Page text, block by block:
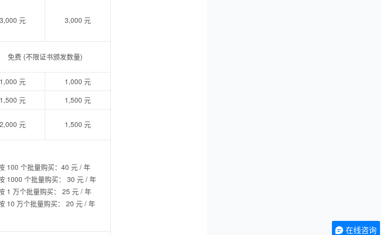
3,000 元 3,000 元
免费 (不限证书颁发数量)
1,000 元
1,000 元
1,500 元
1,500 元
2,000 元 1,500 元
100 个批量购买：40 元 / 年
1000 个批量购买： 30 元 / 年
1 万个批量购买： 25 元 / 年
10 万个批量购买： 20 元 / 年
在线咨询